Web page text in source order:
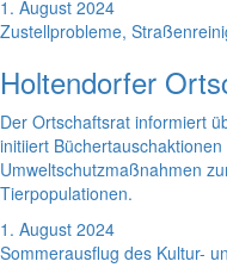
1. August 2024
Zustellprobleme,
Holtendorfer
Der Ortschaftsrat informiert
initiiert
Umweltschutzmaßnahmen
Tierpopulationen.
1. August 2024
Sommerausflug des Kultur-